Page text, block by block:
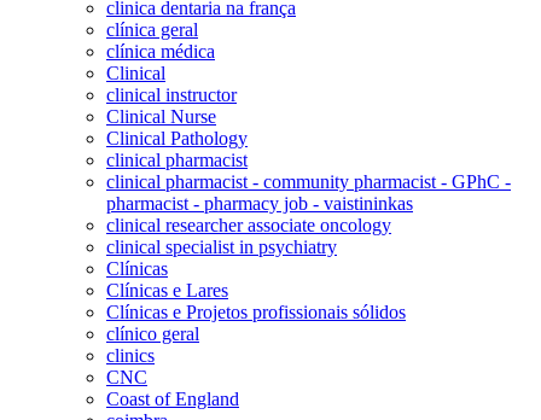
clinica dentaria na frança
clínica geral
clínica médica
Clinical
clinical instructor
Clinical Nurse
Clinical Pathology
clinical pharmacist
clinical pharmacist - community pharmacist - GPhC -
pharmacist - pharmacy job - vaistininkas
clinical researcher associate oncology
clinical specialist in psychiatry
Clínicas
Clínicas e Lares
Clínicas e Projetos profissionais sólidos
clínico geral
clinics
CNC
Coast of England